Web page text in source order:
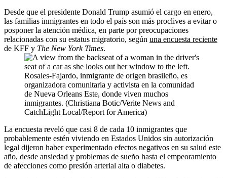
Desde que el presidente Donald Trump asumió el cargo en enero,
las familias inmigrantes en todo el país son más proclives a evitar o
posponer la atención médica, en parte por preocupaciones
relacionadas con su estatus migratorio, según una encuesta reciente
de KFF y The New York Times.
Rosales-Fajardo, inmigrante de origen brasileño, es
organizadora comunitaria y activista en la comunidad
de Nueva Orleans Este, donde viven muchos
inmigrantes. (Christiana Botic/Verite News and
CatchLight Local/Report for America)
La encuesta reveló que casi 8 de cada 10 inmigrantes que
probablemente estén viviendo en Estados Unidos sin autorización
legal dijeron haber experimentado efectos negativos en su salud este
año, desde ansiedad y problemas de sueño hasta el empeoramiento
de afecciones como presión arterial alta o diabetes.